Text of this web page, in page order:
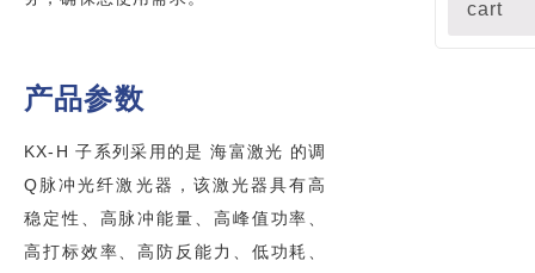
产品参数
KX-H 子系列采用的是 海富激光 的调
Q脉冲光纤激光器，该激光器具有高
稳定性、高脉冲能量、高峰值功率、
高打标效率、高防反能力、低功耗、
cart